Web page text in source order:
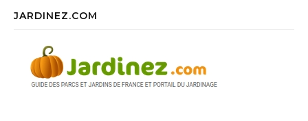
JARDINEZ.COM